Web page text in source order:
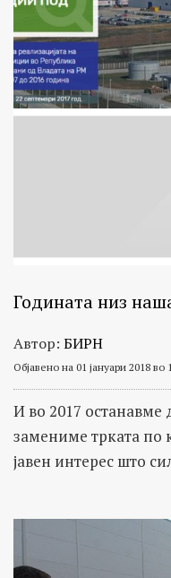
Годината низ
Автор: БИРН
Објавено на 01 јануари 2018 во
И во 2017 останавме
замениме трката по
јавен интерес што